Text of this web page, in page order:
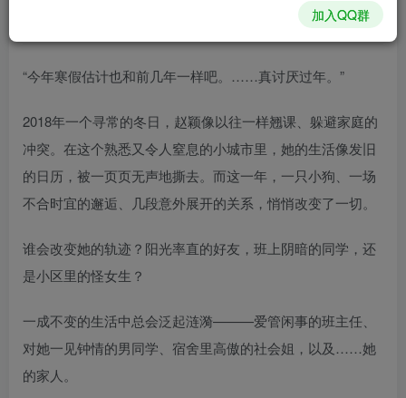
关注 私信
“今年寒假估计也和前几年一样吧。……真讨厌过年。”
2018年一个寻常的冬日，赵颖像以往一样翘课、躲避家庭的
冲突。在这个熟悉又令人窒息的小城市里，她的生活像发旧
的日历，被一页页无声地撕去。而这一年，一只小狗、一场
不合时宜的邂逅、几段意外展开的关系，悄悄改变了一切。
谁会改变她的轨迹？阳光率直的好友，班上阴暗的同学，还
是小区里的怪女生？
一成不变的生活中总会泛起涟漪———爱管闲事的班主任、
对她一见钟情的男同学、宿舍里高傲的社会姐，以及……她
的家人。
加入QQ群